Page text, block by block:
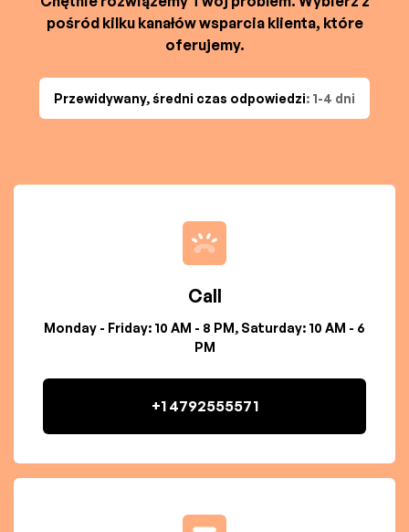
pośród kilku kanałów wsparcia klienta, które
oferujemy.
Przewidywany, średni czas odpowiedzi: 1-4 dni
Call
Monday - Friday: 10 AM - 8 PM, Saturday: 10 AM - 6
PM
+1 4792555571